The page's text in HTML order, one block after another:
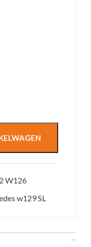
W126
w129 SL